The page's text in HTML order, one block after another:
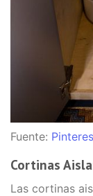
Fuente:
Cortinas
Las cortinas